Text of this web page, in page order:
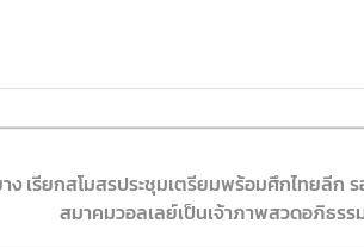
ง เรียกสโมสรประชุมเตรียมพร้อมศึกไทยลีก
สมาคมวอลเลย์เป็นเจ้าภาพสวดอภิธร